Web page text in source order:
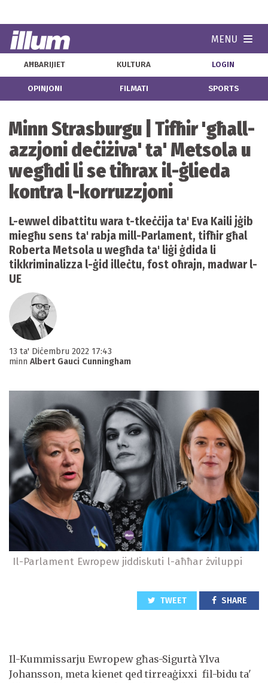
MENU
AĦBARIJIET KULTURA LOGIN
OPINJONI FILMATI SPORTS
Minn Strasburgu | Tifħir 'għall-
azzjoni deċiżiva' ta' Metsola u
wegħdi li se tiħrax il-ġlieda
kontra l-korruzzjoni
L-ewwel dibattitu wara t-tkeċċija ta' Eva Kaili jġib
miegħu sens ta' rabja mill-Parlament, tifħir għal
Roberta Metsola u wegħda ta' liġi ġdida li
tikkriminalizza l-ġid illeċtu, fost oħrajn, madwar l-
UE
13 ta' Diċembru 2022 17:43
minn Albert Gauci Cunningham
Il-Parlament Ewropew jiddiskuti l-aħħar żviluppi
TWEET SHARE
Il-Kummissarju Ewropew għas-Sigurtà Ylva
Johansson, meta kienet qed tirreaġixxi fil-bidu ta'